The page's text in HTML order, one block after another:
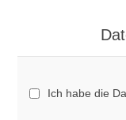
Ich habe die